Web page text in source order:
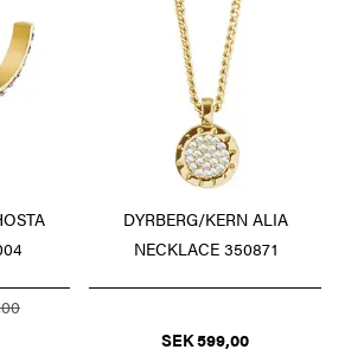
DYRBERG/KERN ALIA
NECKLACE 350871
SEK 599,00